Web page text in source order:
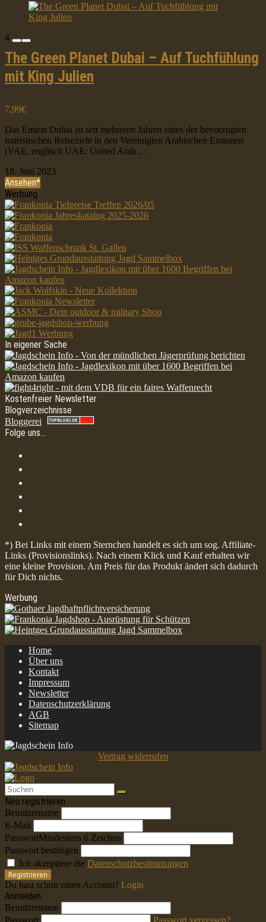
4
The Green Planet Dubai – Auf Tuchfühlung
mit King Julien
7,99€
Das Emirat Dubai ist seit mehreren Jahren eines der bevorzugten
touristischen Reiseziele in den Vereinigten Arabischen Emiraten
(VAE, englisch UAE: United Arab ...
18. Juni 2023
Ansehen*
Werbung
In eigener Sache
Kostenfreier Newsletter
Blogverzeichnisse
Bloggerei
Folge uns…
*) Bei Links mit einem Sternchen handelt es sich um sog. Affiliate-
Links (Provisionslinks). Nach einem Klick und Kauf erhalten wir
eine kleine Provision. Am Preis für das Produkt ändert sich dadurch
für Dich nichts.
Werbung
Home
Über uns
Kontakt
Impressum
Newsletter
Datenschutzerklärung
AGB
Sitemap
Vertrag widerrufen
Neu registrieren
Benutzername
E-Mail
PasswortMindestens 6 Zeichen
Passwort bestätigen
Ich akzeptiere die Datenschutzbestimmungen
Registrieren
Du hast schon einen Account? Login
Anmelden
Benutzername
Passwort
Passwort vergessen?